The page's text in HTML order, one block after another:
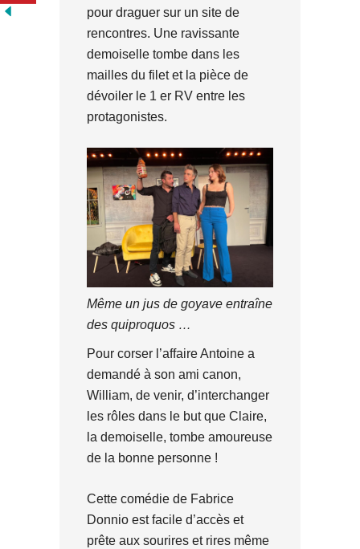
pour draguer sur un site de
rencontres. Une ravissante
demoiselle tombe dans les
mailles du filet et la pièce de
dévoiler le 1 er RV entre les
protagonistes.
Même un jus de goyave entraîne
des quiproquos …
Pour corser l’affaire Antoine a
demandé à son ami canon,
William, de venir, d’interchanger
les rôles dans le but que Claire,
la demoiselle, tombe amoureuse
de la bonne personne !
Cette comédie de Fabrice
Donnio est facile d’accès et
prête aux sourires et rires même